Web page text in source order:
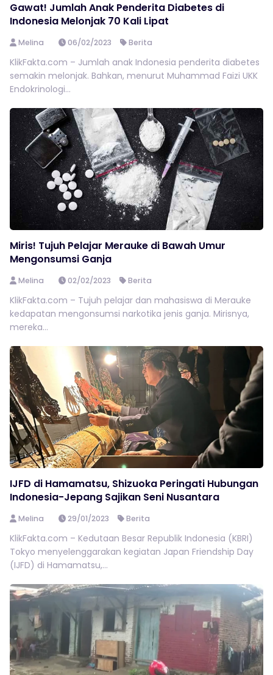
Gawat! Jumlah Anak Penderita Diabetes di
Indonesia Melonjak 70 Kali Lipat
Melina 06/02/2023 Berita
KlikFakta.com – Jumlah anak Indonesia penderita diabetes
semakin melonjak. Bahkan, menurut Muhammad Faizi UKK
Endokrinologi...
Miris! Tujuh Pelajar Merauke di Bawah Umur
Mengonsumsi Ganja
Melina 02/02/2023 Berita
KlikFakta.com – Tujuh pelajar dan mahasiswa di Merauke
kedapatan mengonsumsi narkotika jenis ganja. Mirisnya,
mereka...
IJFD di Hamamatsu, Shizuoka Peringati Hubungan
Indonesia-Jepang Sajikan Seni Nusantara
Melina 29/01/2023 Berita
KlikFakta.com – Kedutaan Besar Republik Indonesia (KBRI)
Tokyo menyelenggarakan kegiatan Japan Friendship Day
(IJFD) di Hamamatsu,...